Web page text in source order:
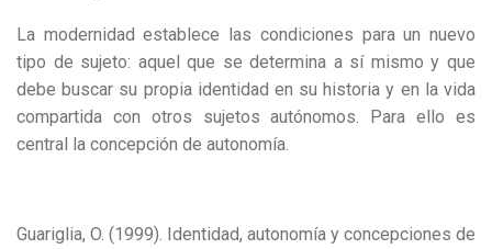
La modernidad establece las condiciones para un nuevo
tipo de sujeto: aquel que se determina a sí mismo y que
debe buscar su propia identidad en su historia y en la vida
compartida con otros sujetos autónomos. Para ello es
central la concepción de autonomía.
Guariglia, O. (1999). Identidad, autonomía y concepciones de